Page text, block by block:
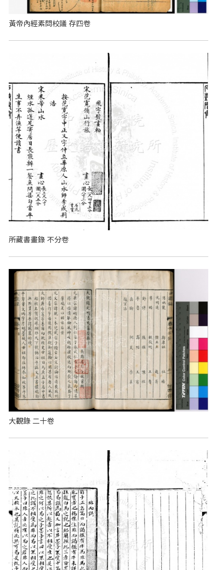
黃帝內經素問校議 存四卷
所藏書畫錄 不分卷
大觀錄 二十卷